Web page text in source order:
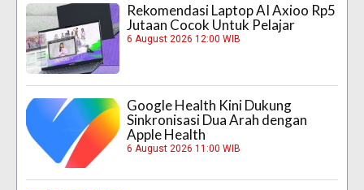
Rekomendasi Laptop AI Axioo Rp5
Jutaan Cocok Untuk Pelajar
6 August 2026 12:00 WIB
Google Health Kini Dukung
Sinkronisasi Dua Arah dengan
Apple Health
6 August 2026 11:00 WIB